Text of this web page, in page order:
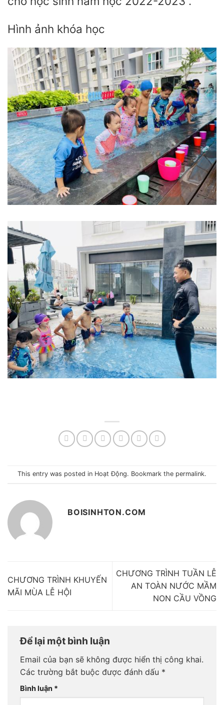
Hình ảnh khóa học
This entry was posted in Hoạt Động. Bookmark the permalink.
BOISINHTON.COM
CHƯƠNG TRÌNH KHUYẾN
MÃI MÙA LỄ HỘI
CHƯƠNG TRÌNH TUẦN LỄ
AN TOÀN NƯỚC MẦM
NON CẦU VỒNG
Để lại một bình luận
Email của bạn sẽ không được hiển thị công khai.
Các trường bắt buộc được đánh dấu *
Bình luận *